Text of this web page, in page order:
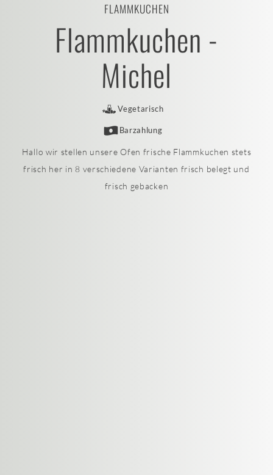
FLAMMKUCHEN
Flammkuchen -
Michel
Vegetarisch
Barzahlung
Hallo wir stellen unsere Ofen frische Flammkuchen stets
frisch her in 8 verschiedene Varianten frisch belegt und
frisch gebacken